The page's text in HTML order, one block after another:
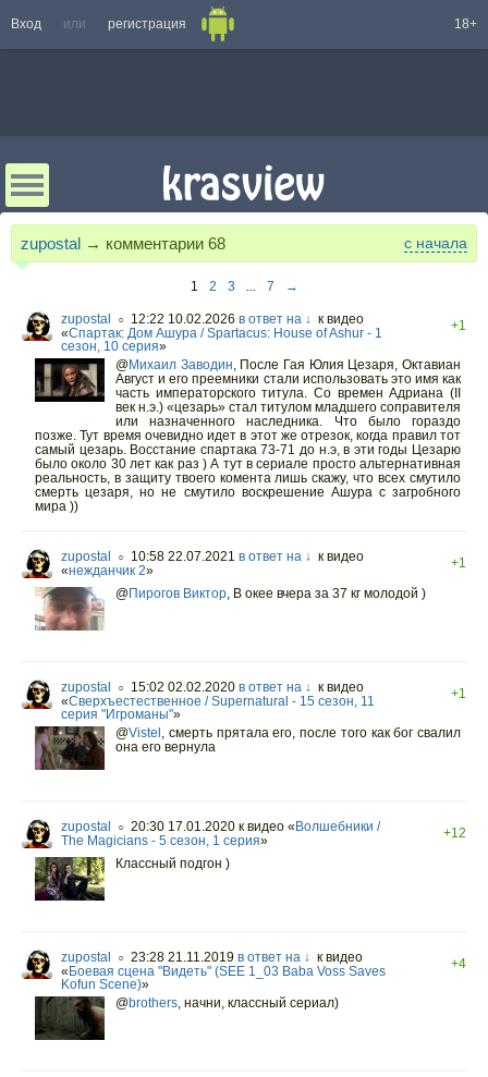
Вход или регистрация 18+
zupostal → комментарии 68 с начала
1 2 3 ... 7 →
zupostal ○ 12:22 10.02.2026 в ответ на ↓ к видео
«Спартак: Дом Ашура / Spartacus: House of Ashur - 1
сезон, 10 серия»
+1
@Михаил Заводин,После Гая Юлия Цезаря, Октавиан
Август и его преемники стали использовать это имя как
часть императорского титула. Со времен Адриана (II
век н.э.) «цезарь» стал титулом младшего соправителя
или назначенного наследника. Что было гораздо
позже. Тут время очевидно идет в этот же отрезок, когда правил тот
самый цезарь. Восстание спартака 73-71 до н.э, в эти годы Цезарю
было около 30 лет как раз ) А тут в сериале просто альтернативная
реальность, в защиту твоего комента лишь скажу, что всех смутило
смерть цезаря, но не смутило воскрешение Ашура с загробного
мира ))
zupostal ○ 10:58 22.07.2021 в ответ на ↓ к видео
«нежданчик 2»
+1
@Пирогов Виктор, В окее вчера за 37 кг молодой )
zupostal ○ 15:02 02.02.2020 в ответ на ↓ к видео
«Сверхъестественное / Supernatural - 15 сезон, 11
серия "Игроманы"»
+1
@Vistel , смерть прятала его, после того как бог свалил
она его вернула
zupostal ○ 20:30 17.01.2020 к видео « Волшебники /
The Magicians - 5 сезон, 1 серия»
+12
Классный подгон )
zupostal ○ 23:28 21.11.2019 в ответ на ↓ к видео
« Боевая сцена "Видеть" (SEE 1_03 Baba Voss Saves
Kofun Scene)»
+4
@brothers, начни, классный сериал)